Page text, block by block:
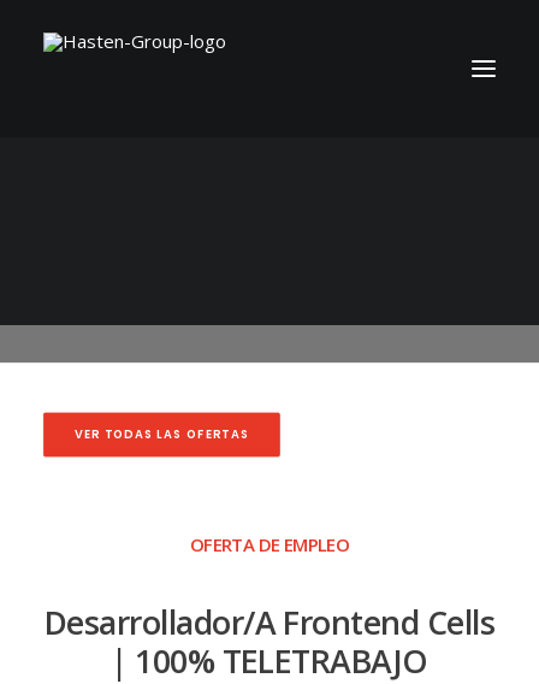
VER TODAS LAS OFERTAS
OFERTA DE EMPLEO
Desarrollador/a Frontend Cells
| 100% TELETRABAJO